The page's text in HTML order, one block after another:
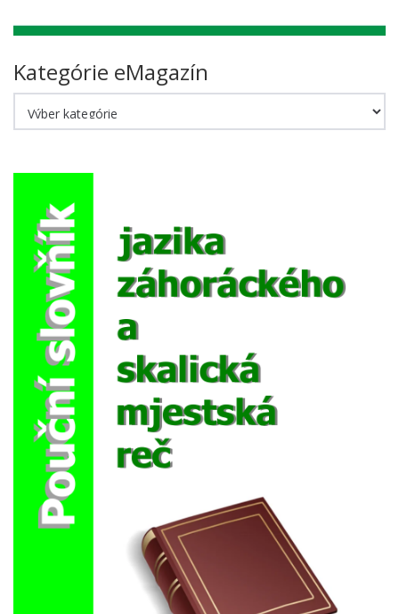
Kategórie eMagazín
eMagazín